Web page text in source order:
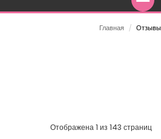
Главная / Отзывы
Отображена 1 из 143 страниц